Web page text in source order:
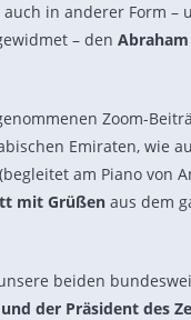
in anderer Form –
– den
Zoom-
Emiraten, wie
(begleitet am Piano von
mit Grüßen aus dem
beiden
der Präsident des